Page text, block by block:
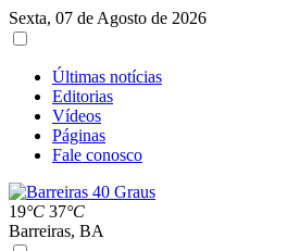
Sexta, 07 de Agosto de 2026
Últimas notícias
Editorias
Vídeos
Páginas
Fale conosco
19°C 37°C
Barreiras, BA